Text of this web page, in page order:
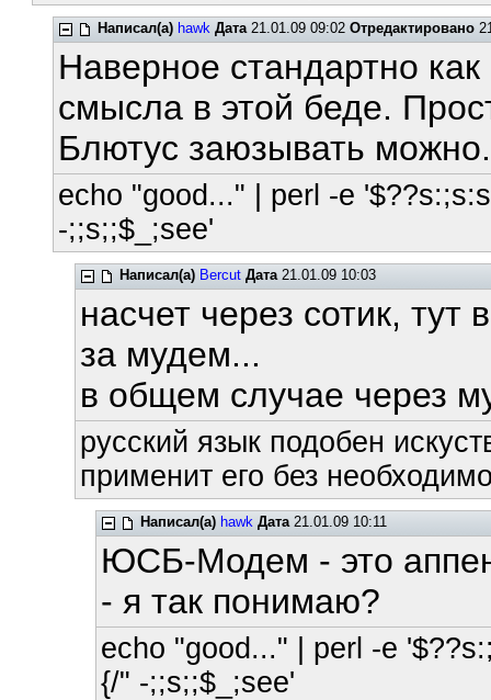
Написал(а) hawk Дата21.01.09 09:02Отредактировано
Наверное стандартно
смысла в этой беде.
Блютус заюзывать можно.
echo "good..." | perl -e
-;;s;;$_;see'
Написал(а) Bercut Дата21.01.09 10:03
насчет через сотик, тут
за мудем...
в общем случае через
русский язык подобен
применит его без
Написал(а) hawk Дата21.01.09 10:11
ЮСБ-Модем - это
- я так понимаю?
echo "good..." | perl -e
{/" -;;s;;$_;see'